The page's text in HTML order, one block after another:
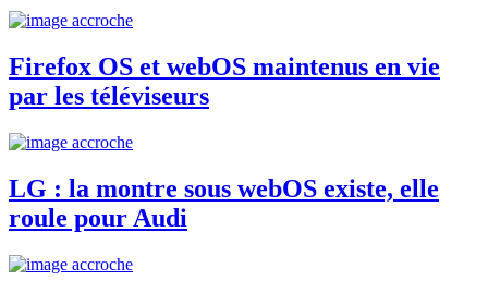
Firefox OS et webOS maintenus en vie
par les téléviseurs
LG : la montre sous webOS existe, elle
roule pour Audi